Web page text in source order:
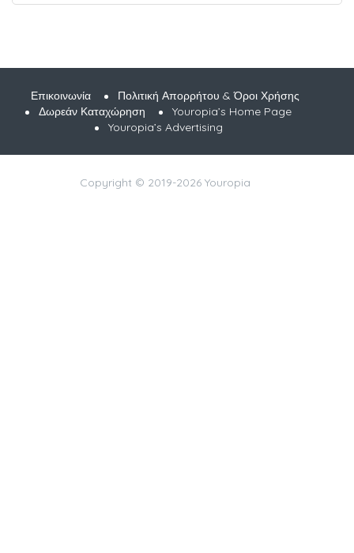
Επικοινωνία
Πολιτική Απορρήτου & Όροι Χρήσης
Δωρεάν Καταχώρηση
Youropia’s Home Page
Youropia’s Advertising
Copyright © 2019-2026 Youropia